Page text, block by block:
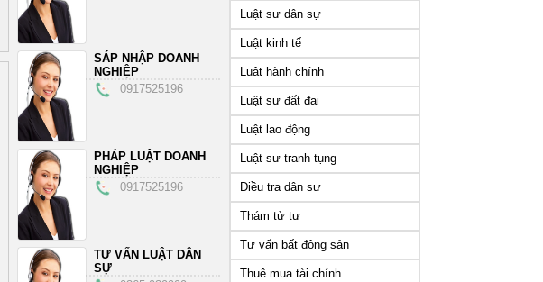
SÁP NHẬP DOANH
NGHIỆP
0917525196
PHÁP LUẬT DOANH
NGHIỆP
0917525196
TƯ VẤN LUẬT DÂN
SỰ
Luật sư dân sự
Luật kinh tế
Luật hành chính
Luật sư đất đai
Luật lao động
Luật sư tranh tụng
Điều tra dân sư
Thám tử tư
Tư vấn bất động sản
Thuê mua tài chính